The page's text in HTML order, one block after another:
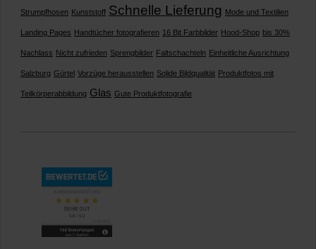
Strumpfhosen Kunststoff Schnelle Lieferung Mode und Textilien
Landing Pages Handtücher fotografieren 16 Bit Farbbilder Hood-Shop bis 30%
Nachlass Nicht zufrieden Sprengbilder Faltschachteln Einheitliche Ausrichtung
Salzburg Gürtel Vorzüge herausstellen Solide Bildqualität Produktfotos mit
Teilkörperabbildung Glas Gute Produktfotografie